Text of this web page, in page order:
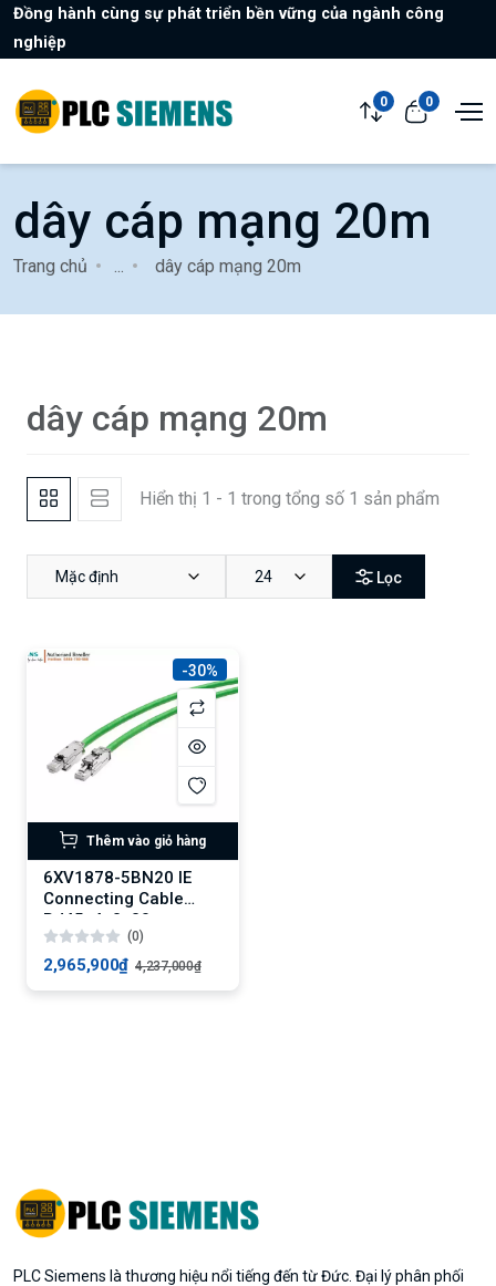
Đồng hành cùng sự phát triển bền vững của ngành công
nghiệp
0 0
dây cáp mạng 20m
Trang chủ dây cáp mạng 20m
dây cáp mạng 20m
Hiển thị 1 - 1 trong tổng số 1 sản phẩm
Mặc định 24 Lọc
-30%
Thêm vào giỏ hàng
6XV1878-5BN20 IE
Connecting Cable
RJ45, 4x2, 20 m
(0)
2,965,900₫ 4,237,000₫
PLC Siemens là thương hiệu nổi tiếng đến từ Đức. Đại lý phân phối